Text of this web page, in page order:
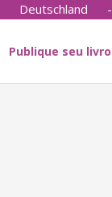
Deutschland -
Publique seu livro